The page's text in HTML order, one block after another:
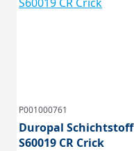
P001000761
Duropal Schichtstoff
S60019 CR Crick